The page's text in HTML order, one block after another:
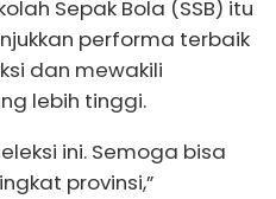
Sepak Bola (SSB) itu
performa terbaik
dan mewakili
lebih tinggi.
ini. Semoga bisa
provinsi,”